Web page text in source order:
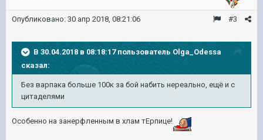
#3
Опубликовано: 30 апр 2018, 08:21:06
В 30.04.2018 в 08:18:17 пользователь Olga_Odessa
сказал:
Без варпака больше 100к за бой набить нереально, ещё и с
цитаделями
Особенно на занерфленным в хлам тЕрпице!